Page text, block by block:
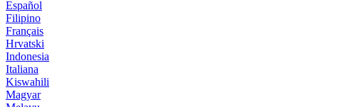
Español
Filipino
Français
Hrvatski
Indonesia
Italiana
Kiswahili
Magyar